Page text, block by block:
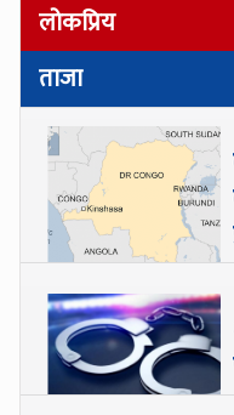
लोकप्रिय
ताजा